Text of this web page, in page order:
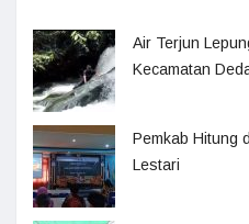
Air Terjun
Kecamatan
Pemkab Hitung
Lestari